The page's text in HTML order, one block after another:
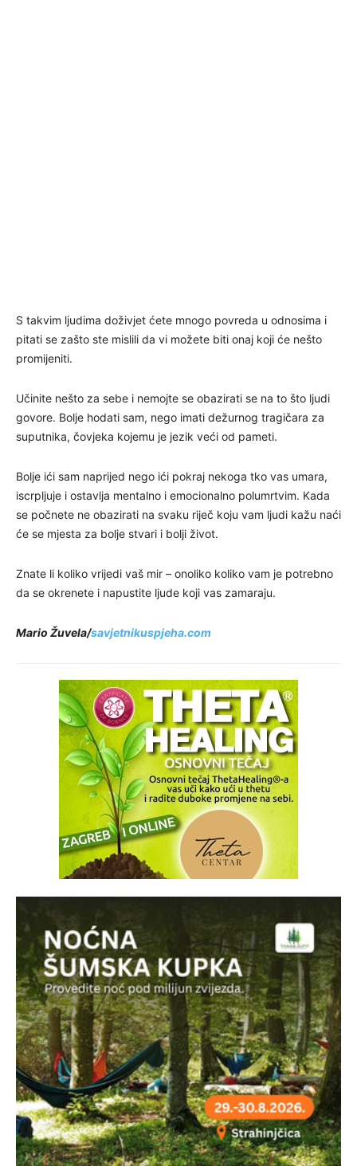
S takvim ljudima doživjet ćete mnogo povreda u odnosima i
pitati se zašto ste mislili da vi možete biti onaj koji će nešto
promijeniti.
Učinite nešto za sebe i nemojte se obazirati se na to što ljudi
govore. Bolje hodati sam, nego imati dežurnog tragičara za
suputnika, čovjeka kojemu je jezik veći od pameti.
Bolje ići sam naprijed nego ići pokraj nekoga tko vas umara,
iscrpljuje i ostavlja mentalno i emocionalno polumrtvim. Kada
se počnete ne obazirati na svaku riječ koju vam ljudi kažu naći
će se mjesta za bolje stvari i bolji život.
Znate li koliko vrijedi vaš mir – onoliko koliko vam je potrebno
da se okrenete i napustite ljude koji vas zamaraju.
Mario Žuvela/savjetnikuspjeha.com